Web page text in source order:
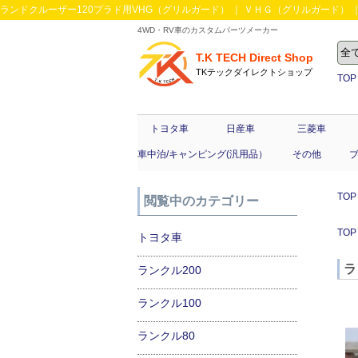
ランドクルーザー120プラド用VHG（グリルガード） ｜ ＶＨＧ（グリルガード
4WD・RV車のカスタムパーツメーカー
T.K TECH Direct Shop
TKテックダイレクトショップ
TOP
トヨタ車 日産車 三菱車
車中泊/キャンピング(汎用品） その他
TOP
TOP
閲覧中のカテゴリー
トヨタ車
ランクル200
ランクル100
ランクル80